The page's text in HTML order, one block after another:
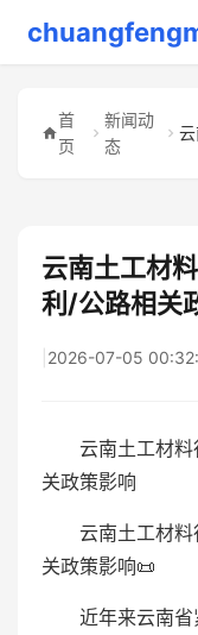
首
页
新闻动
态
云南土工材
利/公路相关
2026-07-05
云南土工材
关政策影响
云南土工材
关政策影响📜
近年来云南